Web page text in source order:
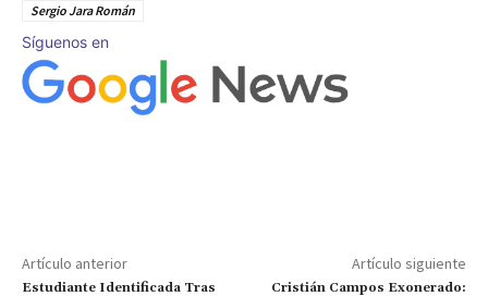
Sergio Jara Román
Síguenos en
Artículo anterior
Estudiante Identificada Tras
Artículo siguiente
Cristián Campos Exonerado: